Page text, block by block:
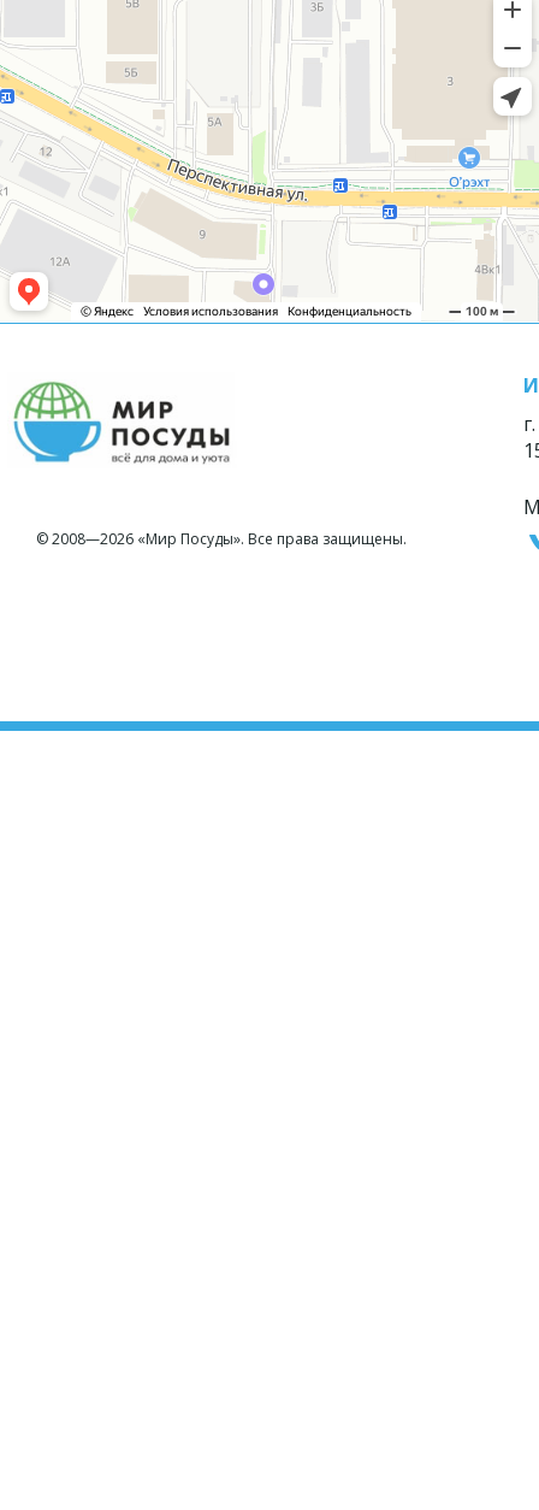
© 2008—2026 «Мир Посуды». Все права защищены.